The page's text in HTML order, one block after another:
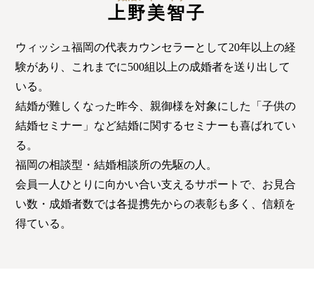
上野美智子
ウィッシュ福岡の代表カウンセラーとして20年以上の経
験があり、これまでに500組以上の成婚者を送り出して
いる。
結婚が難しくなった昨今、親御様を対象にした「子供の
結婚セミナー」など結婚に関するセミナーも喜ばれてい
る。
福岡の相談型・結婚相談所の先駆の人。
会員一人ひとりに向かい合い支えるサポートで、お見合
い数・成婚者数では各提携先からの表彰も多く、信頼を
得ている。